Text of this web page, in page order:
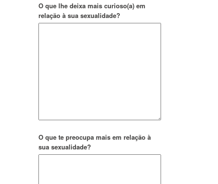
O que lhe deixa mais curioso(a) em
relação à sua sexualidade?
O que te preocupa mais em relação à
sua sexualidade?